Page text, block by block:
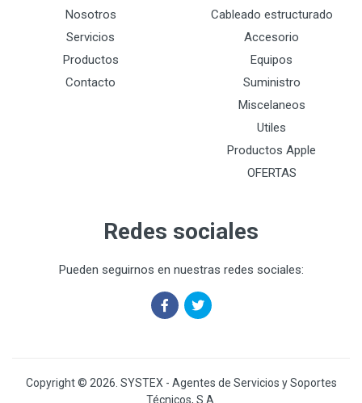
Nosotros
Servicios
Productos
Contacto
Cableado estructurado
Accesorio
Equipos
Suministro
Miscelaneos
Utiles
Productos Apple
OFERTAS
Redes sociales
Pueden seguirnos en nuestras redes sociales:
Copyright © 2026. SYSTEX - Agentes de Servicios y Soportes
Técnicos, S.A.